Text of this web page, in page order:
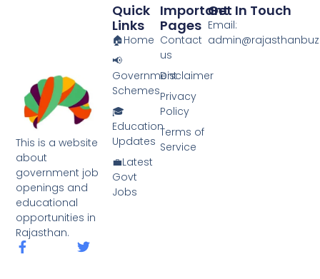
This is a website
about
government job
openings and
educational
opportunities in
Rajasthan.
Important
Pages
Contact
us
Disclaimer
Privacy
Policy
Terms of
Service
Quick
Links
🏠Home
📢
Government
Schemes
🎓
Education
Updates
💼Latest
Govt
Jobs
Get In Touch
Email: